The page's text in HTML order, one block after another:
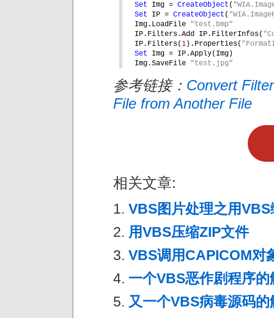
Set Img = CreateObject (
Set IP = CreateObject (
Img.LoadFile "test.bmp"
IP.Filters.Add IP.FilterInfos(
IP.Filters(1 ).Properties(
Set Img = IP.Apply(Img)
Img.SaveFile "test.jpg"
参考链接： Convert
File from Another File
相关文章:
VBS图片处理之用
用VBS压缩ZIP文件
VBS调用CAPICOM对
一个VBS恶作剧程序的
又一个VBS病毒源码的